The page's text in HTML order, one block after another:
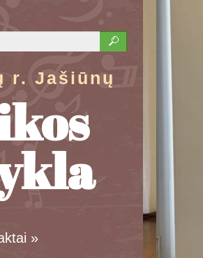
r. Jašiūnų
»